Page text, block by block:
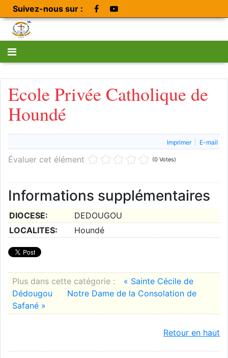
Suivez-nous sur :
Ecole Privée Catholique de
Houndé
Imprimer E-mail
Évaluer cet élément (0 Votes)
Informations supplémentaires
DIOCESE:
DEDOUGOU
LOCALITES:
Houndé
Plus dans cette catégorie :
« Sainte Cécile de
Dédougou
Notre Dame de la Consolation de
Safané »
Retour en haut